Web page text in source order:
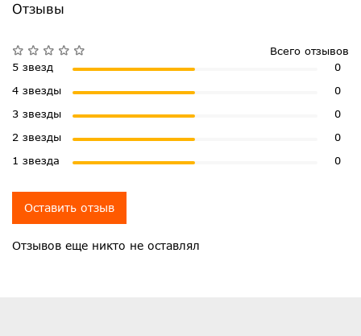
Отзывы
Отзывов еще никто не оставлял
Всего отзывов
5 звезд
0
4 звезды
0
3 звезды
0
2 звезды
0
1 звезда
0
Оставить отзыв